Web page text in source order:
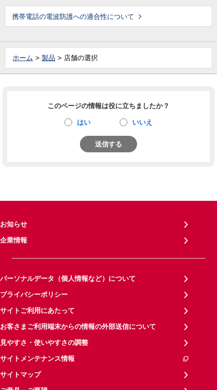
携帯電話の電波防護への適合性について
ホーム 製品 店舗の選択
このページの情報は役に立ちましたか？
はい いいえ
送信する
お知らせ
企業情報
パーソナルデータ（個人情報など）について
プライバシーポリシー
サイトご利用にあたって
お客さまご利用端末からの情報の外部送信について
見やすさ・使いやすさの調整
サイトメンテナンス情報
サイトマップ